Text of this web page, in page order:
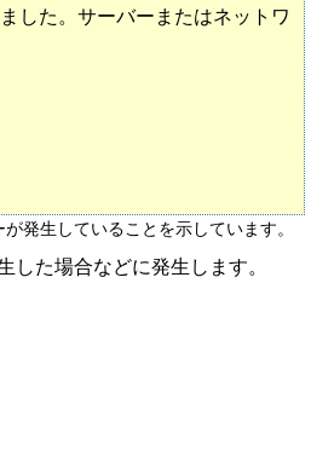
した。サーバーまたはネットワ
発生していることを示しています。
た場合などに発生します。